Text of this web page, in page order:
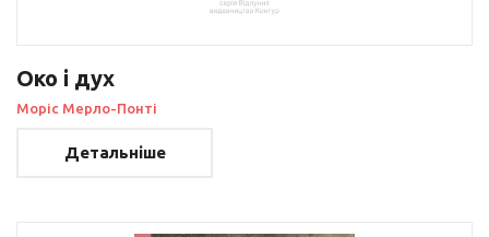
Око і дух
Моріс Мерло-Понті
Детальніше